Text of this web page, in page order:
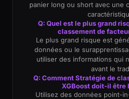
panier long ou short avec une
Q: Quel est le plus grand
classement de
Le plus grand risque est
données ou le
utiliser des informations qui
avant le
Q: Comment Stratégie de
XGBoost doit-il être
Utilisez des données point-